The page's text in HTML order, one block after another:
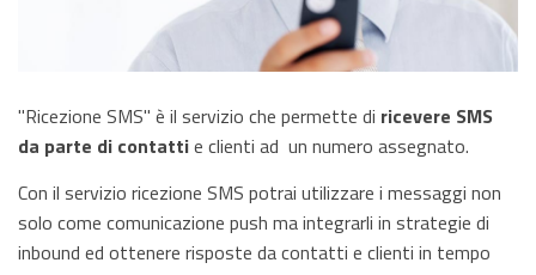
"Ricezione SMS" è il servizio che permette di ricevere SMS
da parte di contattie clienti ad un numero assegnato.
Con il servizio ricezione SMS potrai utilizzare i messaggi non
solo come comunicazione push ma integrarli in strategie di
inbound ed ottenere risposte da contatti e clienti in tempo